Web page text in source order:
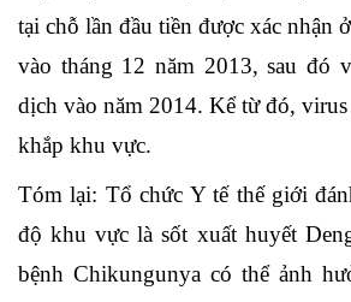
tại chỗ lần đầu tiền được xác nhận
vào tháng 12 năm 2013, sau đó
dịch vào năm 2014. Kể từ đó,
khắp khu vực.
Tóm lại: Tổ chức Y tế thế giới
độ khu vực là sốt xuất huyết
bệnh Chikungunya có thể ảnh